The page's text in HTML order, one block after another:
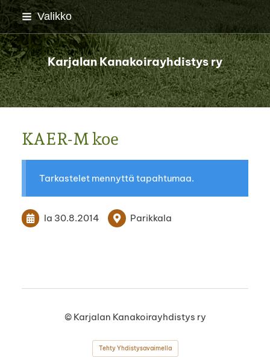
Siirry
sivun
sisältöön
Valikko
Karjalan Kanakoirayhdistys ry
KAER-M koe
Tarkastelet mennyttä tapahtumaa.
la 30.8.2014 Parikkala
© Karjalan Kanakoirayhdistys ry
Tehty Yhdistysavaimella